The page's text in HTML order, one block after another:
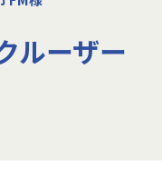
ルーザー